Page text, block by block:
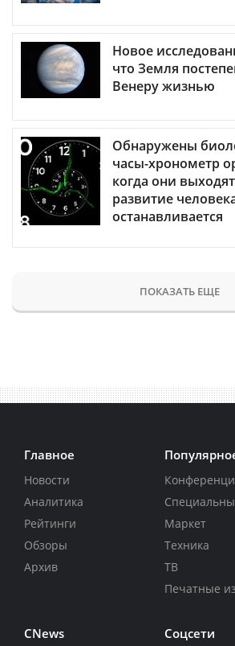
Новое
что Земля
Венеру жизнью
Обнаружены
часы-хронометр
когда они
развитие
останавливается
ПОКАЗАТЬ ЕЩЕ
Главное
Новости
Аналитика
Рейтинги
Обзоры
Архив
Маркет
Техника
ТВ
Печатные
CNews Соцсети